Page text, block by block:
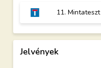
11. Mintateszt
Jelvények